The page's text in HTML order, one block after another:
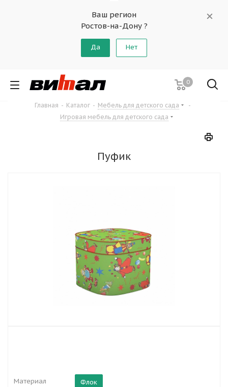
Ваш регион
Ростов-на-Дону ?
Да Нет
0
Главная - Каталог - Мебель для детского сада
-
Игровая мебель для детского сада
Пуфик
Материал Флок